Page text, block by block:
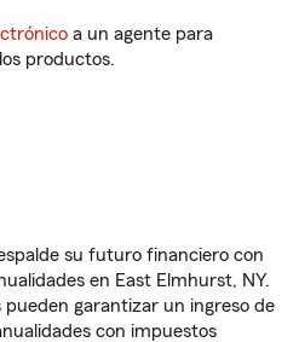
a un agente para
productos.
su futuro financiero con
en East Elmhurst, NY.
pueden garantizar un ingreso de
con impuestos